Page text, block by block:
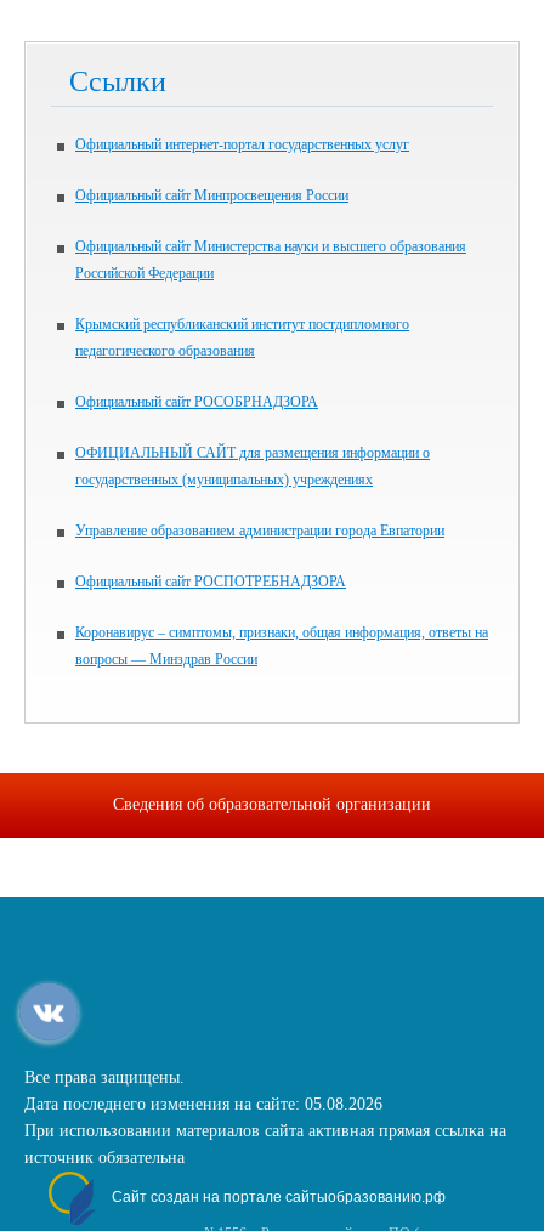
Ссылки
Официальный интернет-портал государственных услуг
Официальный сайт Минпросвещения России
Официальный сайт Министерства науки и высшего образования
Российской Федерации
Крымский республиканский институт постдипломного
педагогического образования
Официальный сайт РОСОБРНАДЗОРА
ОФИЦИАЛЬНЫЙ САЙТ для размещения информации о
государственных (муниципальных) учреждениях
Управление образованием администрации города Евпатории
Официальный сайт РОСПОТРЕБНАДЗОРА
Коронавирус – симптомы, признаки, общая информация, ответы на
вопросы — Минздрав России
Сведения об образовательной организации
Все права защищены.
Дата последнего изменения на сайте: 05.08.2026
При использовании материалов сайта активная прямая ссылка на
источник обязательна
Сайт создан на портале сайтыобразованию.рф